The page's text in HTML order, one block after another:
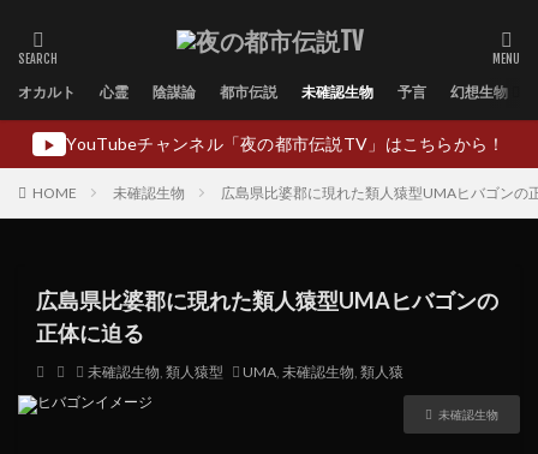
オカルト 心霊 陰謀論 都市伝説 未確認生物 予言 幻想生物
▶ YouTubeチャンネル「夜の都市伝説TV」はこちらから！
HOME 未確認生物 広島県比婆郡に現れた類人猿型UMAヒバゴンの
広島県比婆郡に現れた類人猿型UMAヒバゴンの
正体に迫る
未確認生物, 類人猿型 UMA, 未確認生物, 類人猿
未確認生物